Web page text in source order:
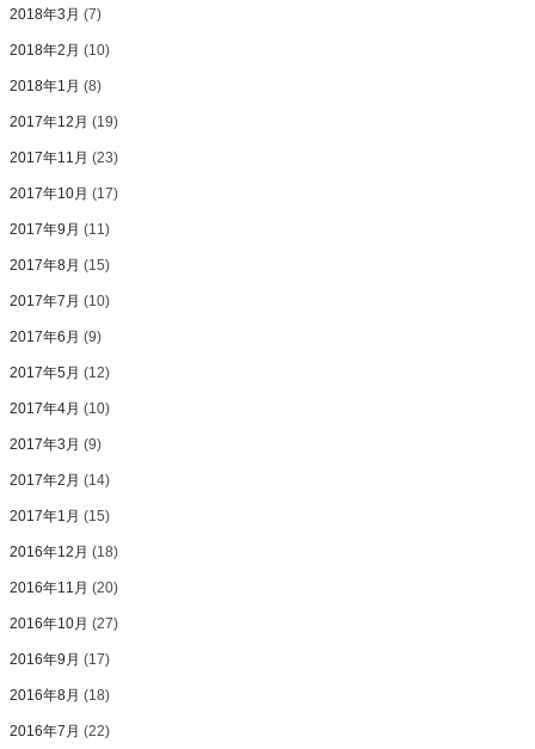
2018年3月 (7)
2018年2月 (10)
2018年1月 (8)
2017年12月 (19)
2017年11月 (23)
2017年10月 (17)
2017年9月 (11)
2017年8月 (15)
2017年7月 (10)
2017年6月 (9)
2017年5月 (12)
2017年4月 (10)
2017年3月 (9)
2017年2月 (14)
2017年1月 (15)
2016年12月 (18)
2016年11月 (20)
2016年10月 (27)
2016年9月 (17)
2016年8月 (18)
2016年7月 (22)